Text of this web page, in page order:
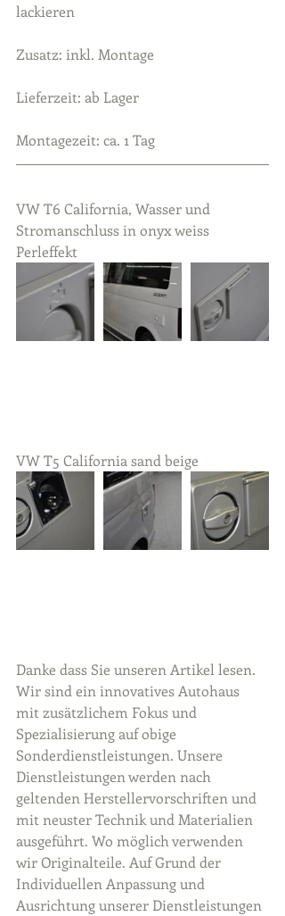
lackieren
Zusatz: inkl. Montage
Lieferzeit: ab Lager
Montagezeit: ca. 1 Tag
VW T6 California, Wasser und
Stromanschluss in onyx weiss
Perleffekt
VW T5 California sand beige
Danke dass Sie unseren Artikel lesen.
Wir sind ein innovatives Autohaus
mit zusätzlichem Fokus und
Spezialisierung auf obige
Sonderdienstleistungen. Unsere
Dienstleistungen werden nach
geltenden Herstellervorschriften und
mit neuster Technik und Materialien
ausgeführt. Wo möglich verwenden
wir Originalteile. Auf Grund der
Individuellen Anpassung und
Ausrichtung unserer Dienstleistungen